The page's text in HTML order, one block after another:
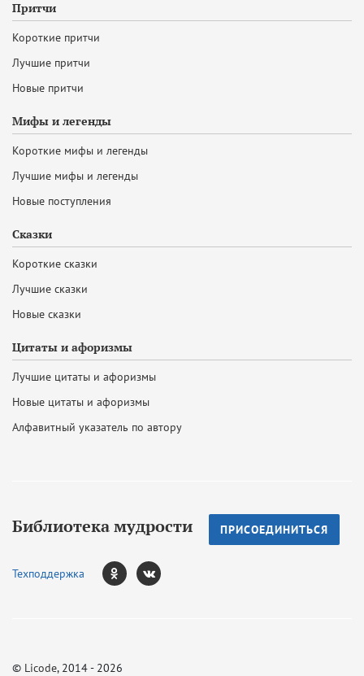
Притчи
Короткие притчи
Лучшие притчи
Новые притчи
Мифы и легенды
Короткие мифы и легенды
Лучшие мифы и легенды
Новые поступления
Сказки
Короткие сказки
Лучшие сказки
Новые сказки
Цитаты и афоризмы
Лучшие цитаты и афоризмы
Новые цитаты и афоризмы
Алфавитный указатель по автору
Библиотека мудрости ПРИСОЕДИНИТЬСЯ
Техподдержка
© Licode, 2014 - 2026